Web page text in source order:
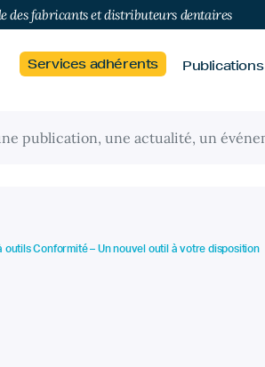
des fabricants et distributeurs dentaires
Services adhérents Publications
outils Conformité – Un nouvel outil à votre disposition